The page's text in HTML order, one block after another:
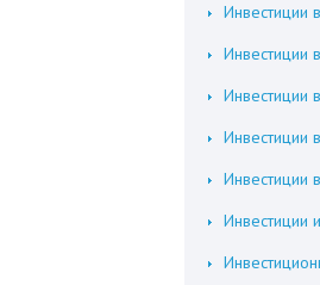
Инвестиции
Инвестиции
Инвестиции
Инвестиции
Инвестиции
Инвестиции